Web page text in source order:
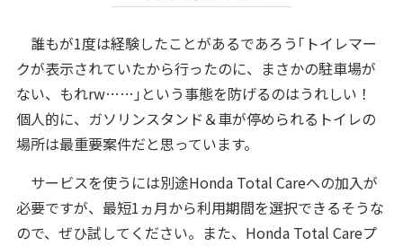
誰もが1度は経験したことがあるであろう｢トイレマー
クが表示されていたから行ったのに、まさかの駐車場が
ない、もれrw……｣という事態を防げるのはうれしい！
個人的に、ガソリンスタンド＆車が停められるトイレの
場所は最重要案件だと思っています。
サービスを使うには別途Honda Total Careへの加入が
必要ですが、最短1ヵ月から利用期間を選択できるそうな
ので、ぜひ試してください。また、Honda Total Careプ